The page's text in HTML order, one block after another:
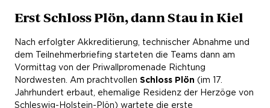
Erst Schloss Plön, dann Stau in Kiel
Nach erfolgter Akkreditierung, technischer Abnahme und
dem Teilnehmerbriefing starteten die Teams dann am
Vormittag von der Priwallpromenade Richtung
Nordwesten. Am prachtvollen Schloss Plön (im 17.
Jahrhundert erbaut, ehemalige Residenz der Herzöge von
Schleswig-Holstein-Plön) wartete die erste